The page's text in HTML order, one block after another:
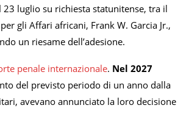
luglio su richiesta statunitense, tra il
gli Affari africani, Frank W. Garcia Jr.,
un riesame dell’adesione.
penale internazionale. Nel 2027
del previsto periodo di un anno dalla
avevano annunciato la loro decisione